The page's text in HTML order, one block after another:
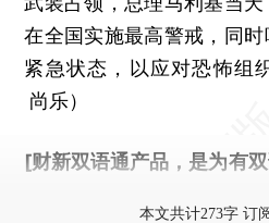
在全国实施最高警戒，同
紧急状态，以应对恐怖组
尚乐）
[财新双语通产品，是为有
本文共计273字 订